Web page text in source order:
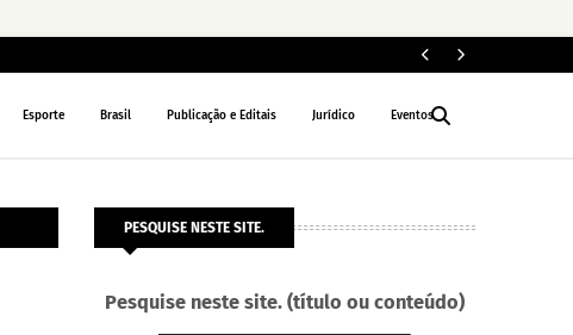
Esporte Brasil Publicação e Editais Jurídico Eventos
PESQUISE NESTE SITE.
Pesquise neste site. (título ou conteúdo)